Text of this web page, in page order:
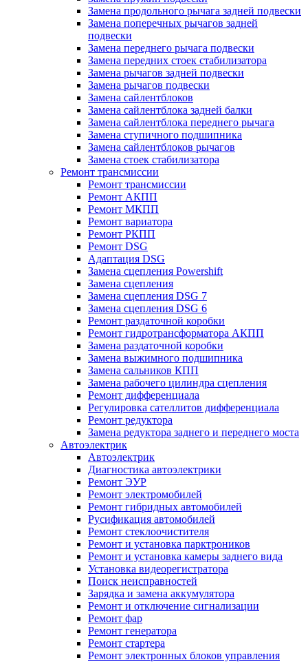
Замена продольного рычага задней подвески
Замена поперечных рычагов задней
подвески
Замена переднего рычага подвески
Замена передних стоек стабилизатора
Замена рычагов задней подвески
Замена рычагов подвески
Замена сайлентблоков
Замена сайлентблока задней балки
Замена сайлентблока переднего рычага
Замена ступичного подшипника
Замена сайлентблоков рычагов
Замена стоек стабилизатора
Ремонт трансмиссии
Ремонт трансмиссии
Ремонт АКПП
Ремонт МКПП
Ремонт вариатора
Ремонт РКПП
Ремонт DSG
Адаптация DSG
Замена сцепления Powershift
Замена сцепления
Замена сцепления DSG 7
Замена сцепления DSG 6
Ремонт раздаточной коробки
Ремонт гидротрансформатора АКПП
Замена раздаточной коробки
Замена выжимного подшипника
Замена сальников КПП
Замена рабочего цилиндра сцепления
Ремонт дифференциала
Регулировка сателлитов дифференциала
Ремонт редуктора
Замена редуктора заднего и переднего моста
Автоэлектрик
Автоэлектрик
Диагностика автоэлектрики
Ремонт ЭУР
Ремонт электромобилей
Ремонт гибридных автомобилей
Русификация автомобилей
Ремонт стеклоочистителя
Ремонт и установка парктроников
Ремонт и установка камеры заднего вида
Установка видеорегистратора
Поиск неисправностей
Зарядка и замена аккумулятора
Ремонт и отключение сигнализации
Ремонт фар
Ремонт генератора
Ремонт стартера
Ремонт электронных блоков управления